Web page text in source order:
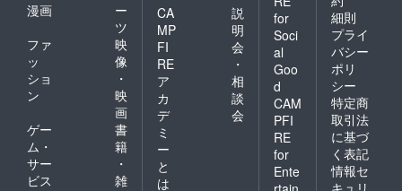
漫画
ー
ツ
ファ
ッ
ショ
ン
映
像
・
映
画
ゲー
ム・
サー
ビス
書
籍
・
雑
CA
MP
FI
RE
ア
カ
デ
ミ
ー
と
は
説
明
会
・
相
談
会
for
Soci
al
Goo
d
CAM
PFI
RE
for
Ente
細則
プライ
バシー
ポリ
シー
特定商
取引法
に基づ
く表記
情報セ